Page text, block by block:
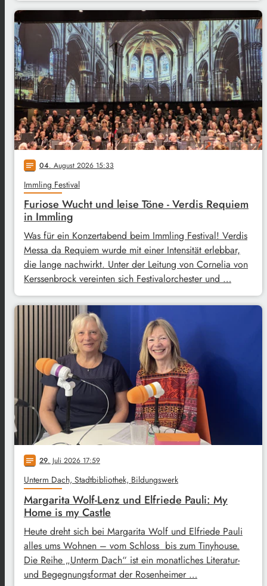
notes 04. August 2026 15:33
Immling Festival
Furiose Wucht und leise Töne - Verdis Requiem
in Immling
Was für ein Konzertabend beim Immling Festival! Verdis
Messa da Requiem wurde mit einer Intensität erlebbar,
die lange nachwirkt. Unter der Leitung von Cornelia von
Kerssenbrock vereinten sich Festivalorchester und …
notes 29. Juli 2026 17:59
Unterm Dach, Stadtbibliothek, Bildungswerk
Margarita Wolf-Lenz und Elfriede Pauli: My
Home is my Castle
Heute dreht sich bei Margarita Wolf und Elfriede Pauli
alles ums Wohnen – vom Schloss bis zum Tinyhouse.
Die Reihe „Unterm Dach“ ist ein monatliches Literatur-
und Begegnungsformat der Rosenheimer …